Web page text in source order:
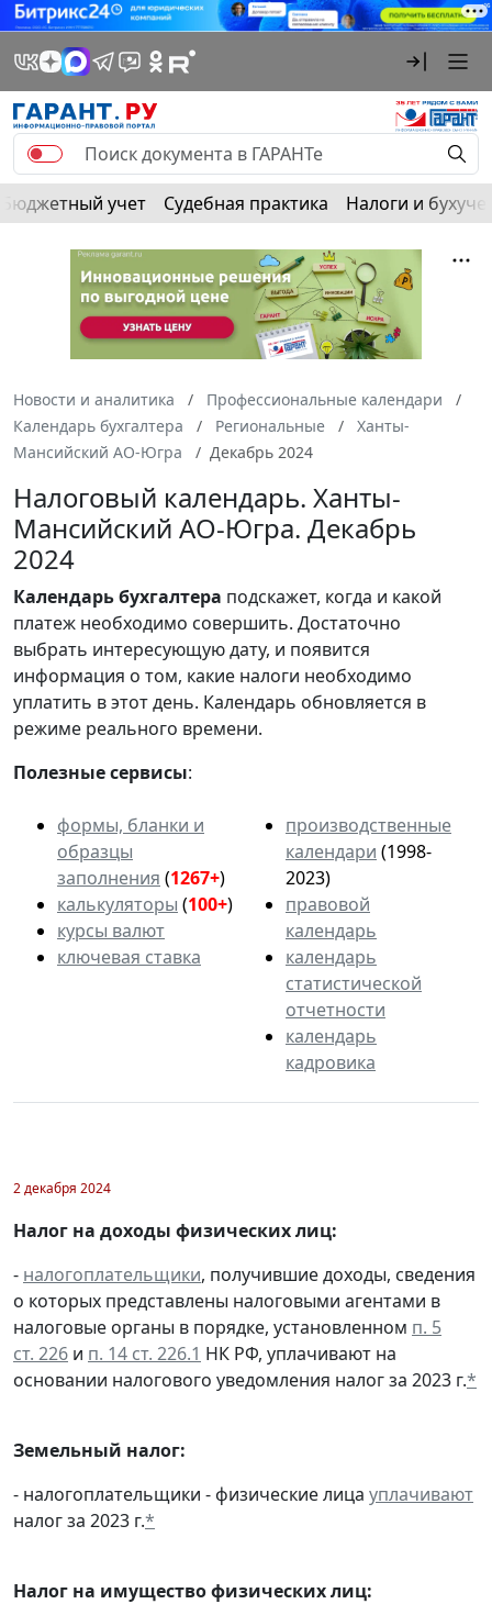
Бюджетный учет Судебная практика Налоги и
Новости и аналитика
Профессиональные календари
Календарь бухгалтера
Региональные
Ханты-
Мансийский АО-Югра
Декабрь 2024
Налоговый календарь. Ханты-
Мансийский АО-Югра. Декабрь
2024
Календарьбухгалтера подскажет, когда и какой
платеж необходимо совершить. Достаточно
выбрать интересующую дату, и появится
информация о том, какие налоги необходимо
уплатить в этот день. Календарь обновляется в
режиме реального времени.
Полезные сервисы:
формы, бланки и
образцы
заполнения (1267+)
калькуляторы (100+)
курсы валют
ключевая ставка
производственные
календари (1998-
2023)
правовой
календарь
календарь
статистической
отчетности
календарь
кадровика
2 декабря 2024
Налог на доходы физических лиц:
- налогоплательщики, получившие доходы, сведения
о которых представлены налоговыми агентами в
налоговые органы в порядке, установленном п. 5
ст. 226 и п. 14 ст. 226.1 НК РФ, уплачивают на
основании налогового уведомления налог за 2023 г.*
Земельный налог:
- налогоплательщики - физические лица уплачивают
налог за 2023 г.*
Налог на имущество физических лиц: